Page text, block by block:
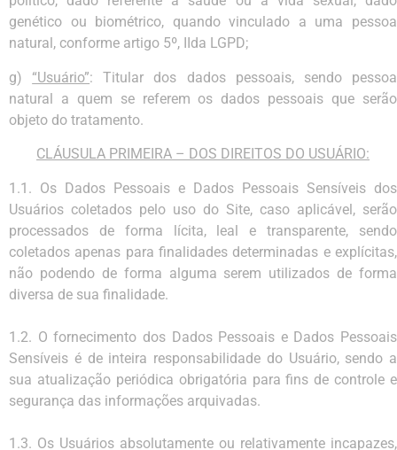
genético ou biométrico, quando vinculado a uma pessoa
natural, conforme artigo 5º, IIda LGPD;
g) “Usuário”: Titular dos dados pessoais, sendo pessoa
natural a quem se referem os dados pessoais que serão
objeto do tratamento.
CLÁUSULA PRIMEIRA – DOS DIREITOS DO USUÁRIO:
1.1. Os Dados Pessoais e Dados Pessoais Sensíveis dos
Usuários coletados pelo uso do Site, caso aplicável, serão
processados de forma lícita, leal e transparente, sendo
coletados apenas para finalidades determinadas e explícitas,
não podendo de forma alguma serem utilizados de forma
diversa de sua finalidade.
1.2. O fornecimento dos Dados Pessoais e Dados Pessoais
Sensíveis é de inteira responsabilidade do Usuário, sendo a
sua atualização periódica obrigatória para fins de controle e
segurança das informações arquivadas.
1.3. Os Usuários absolutamente ou relativamente incapazes,